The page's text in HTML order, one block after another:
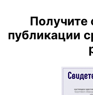
Получите
публикации